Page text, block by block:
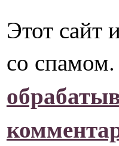
Этот сайт
со